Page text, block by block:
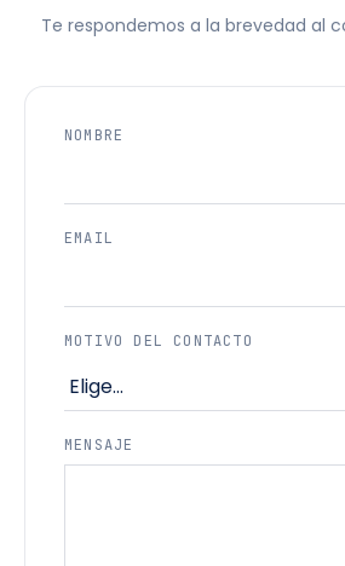
Te respondemos a la brevedad al
NOMBRE
EMAIL
MOTIVO DEL CONTACTO
MENSAJE